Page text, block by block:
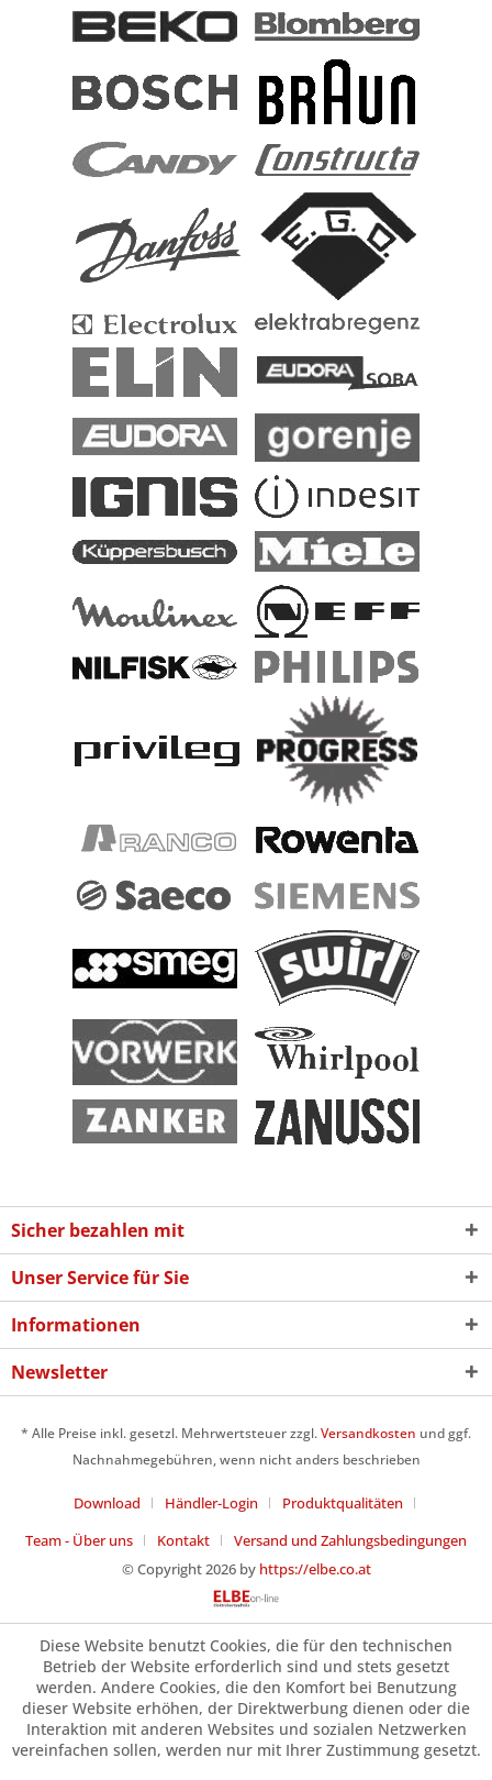
Sicher bezahlen mit
Unser Service für Sie
Informationen
Newsletter
* Alle Preise inkl. gesetzl. Mehrwertsteuer zzgl.Versandkosten und ggf.
Nachnahmegebühren, wenn nicht anders beschrieben
Download Händler-Login
Produktqualitäten
Team - Über uns
Kontakt
Versand und Zahlungsbedingungen
© Copyright 2026 by https://elbe.co.at
Diese Website benutzt Cookies, die für den technischen
Betrieb der Website erforderlich sind und stets gesetzt
werden. Andere Cookies, die den Komfort bei Benutzung
dieser Website erhöhen, der Direktwerbung dienen oder die
Interaktion mit anderen Websites und sozialen Netzwerken
vereinfachen sollen, werden nur mit Ihrer Zustimmung gesetzt.